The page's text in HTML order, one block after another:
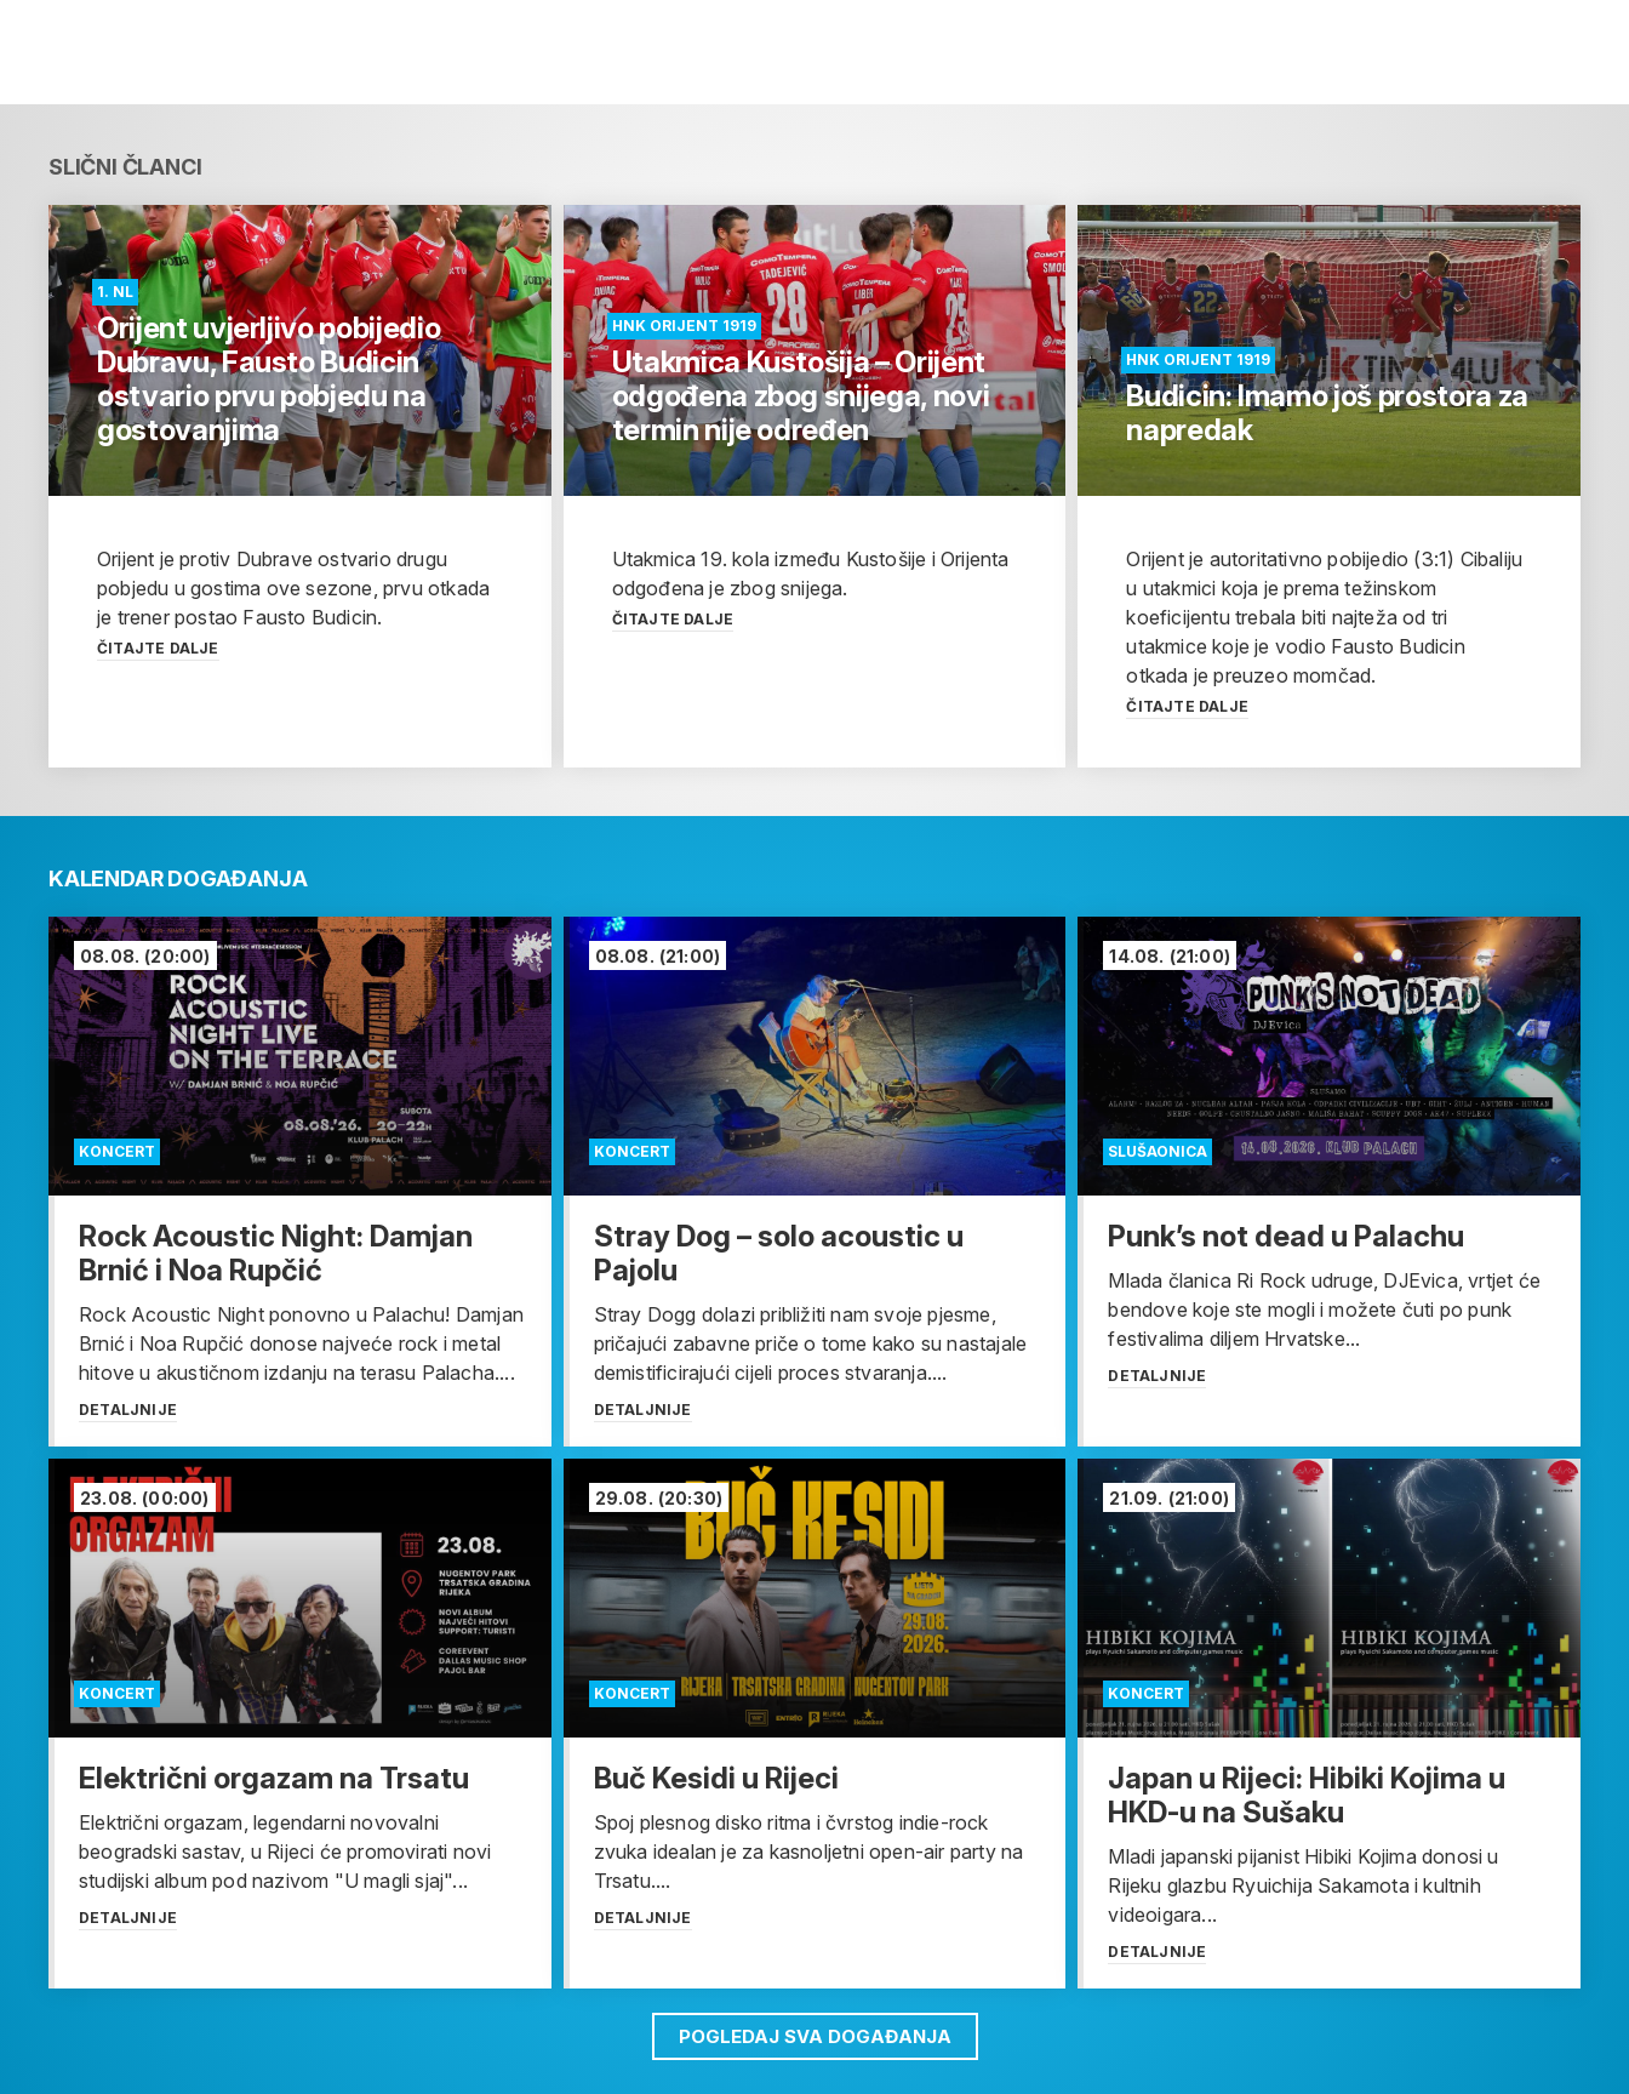
SLIČNI ČLANCI
1. NL
Orijent uvjerljivo pobijedio
Dubravu, Fausto Budicin
ostvario prvu pobjedu na
gostovanjima
Orijent je protiv Dubrave ostvario drugu
pobjedu u gostima ove sezone, prvu otkada
je trener postao Fausto Budicin.
ČITAJTE DALJE
HNK ORIJENT 1919
Utakmica Kustošija – Orijent
odgođena zbog snijega, novi
termin nije određen
Utakmica 19. kola između Kustošije i Orijenta
odgođena je zbog snijega.
ČITAJTE DALJE
HNK ORIJENT 1919
Budicin: Imamo još prostora za
napredak
Orijent je autoritativno pobijedio (3:1) Cibaliju
u utakmici koja je prema težinskom
koeficijentu trebala biti najteža od tri
utakmice koje je vodio Fausto Budicin
otkada je preuzeo momčad.
ČITAJTE DALJE
KALENDAR DOGAĐANJA
KONCERT
08.08. (20:00)
Rock Acoustic Night: Damjan
Brnić i Noa Rupčić
Rock Acoustic Night ponovno u Palachu! Damjan
Brnić i Noa Rupčić donose najveće rock i metal
hitove u akustičnom izdanju na terasu Palacha....
DETALJNIJE
KONCERT
08.08. (21:00)
Stray Dog – solo acoustic u
Pajolu
Stray Dogg dolazi približiti nam svoje pjesme,
pričajući zabavne priče o tome kako su nastajale
demistificirajući cijeli proces stvaranja....
DETALJNIJE
SLUŠAONICA
14.08. (21:00)
Punk’s not dead u Palachu
Mlada članica Ri Rock udruge, DJEvica, vrtjet će
bendove koje ste mogli i možete čuti po punk
festivalima diljem Hrvatske...
DETALJNIJE
KONCERT
23.08. (00:00)
Električni orgazam na Trsatu
Električni orgazam, legendarni novovalni
beogradski sastav, u Rijeci će promovirati novi
studijski album pod nazivom "U magli sjaj"...
DETALJNIJE
KONCERT
29.08. (20:30)
Buč Kesidi u Rijeci
Spoj plesnog disko ritma i čvrstog indie-rock
zvuka idealan je za kasnoljetni open-air party na
Trsatu....
DETALJNIJE
KONCERT
21.09. (21:00)
Japan u Rijeci: Hibiki Kojima u
HKD-u na Sušaku
Mladi japanski pijanist Hibiki Kojima donosi u
Rijeku glazbu Ryuichija Sakamota i kultnih
videoigara...
DETALJNIJE
POGLEDAJ SVA DOGAĐANJA